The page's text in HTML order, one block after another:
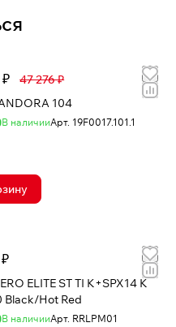
47 276 ₽
104
В наличииАрт. 19F0017.101.1
ELITE ST TI K+SPX14 K
Black/Hot Red
В наличииАрт. RRLPM01